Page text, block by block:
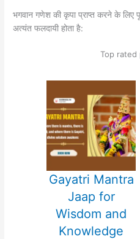
भगवान गणेश की कृपा प्राप्त करने के
अत्यंत फलदायी होता है:
Top rated
Gayatri Mantra
Jaap for
Wisdom and
Knowledge